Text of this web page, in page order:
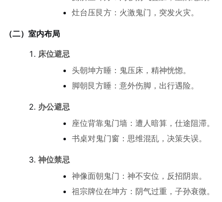
灶台压艮方：火激鬼门，突发火灾。
（二）室内布局
床位避忌
头朝坤方睡：鬼压床，精神恍惚。
脚朝艮方睡：意外伤脚，出行遇险。
办公避忌
座位背靠鬼门墙：遭人暗算，仕途阻滞。
书桌对鬼门窗：思维混乱，决策失误。
神位禁忌
神像面朝鬼门：神不安位，反招阴祟。
祖宗牌位在坤方：阴气过重，子孙衰微。